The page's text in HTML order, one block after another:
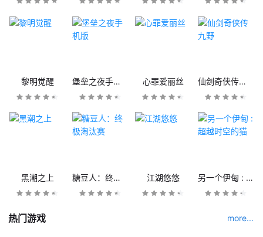
黎明觉醒 堡垒之夜手机版 心罪爱丽丝 仙剑奇侠传九野
黑潮之上 糖豆人：终极淘汰赛 江湖悠悠 另一个伊甸 : 超越时空的猫
热门游戏 more...